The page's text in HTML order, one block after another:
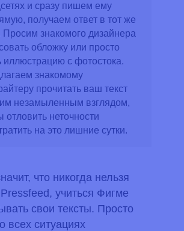
и сразу пишем ему
получаем ответ в тот же
Просим знакомого дизайнера
обложку или просто
иллюстрацию с фотостока.
знакомому
прочитать ваш текст
незамыленным взглядом,
отловить неточности
на это лишние сутки.
что никогда нельзя
учиться Фигме
свои тексты. Просто
всех ситуациях